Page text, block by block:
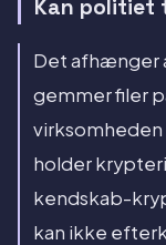
Kan politiet
Det afhænger
gemmer filer
holder
kendskab-
kan ikke